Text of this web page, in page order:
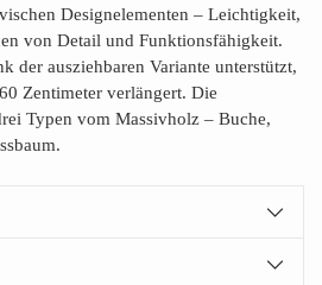
Designelementen – Leichtigkeit,
von Detail und Funktionsfähigkeit.
der ausziehbaren Variante unterstützt,
Zentimeter verlängert. Die
Typen vom Massivholz – Buche,